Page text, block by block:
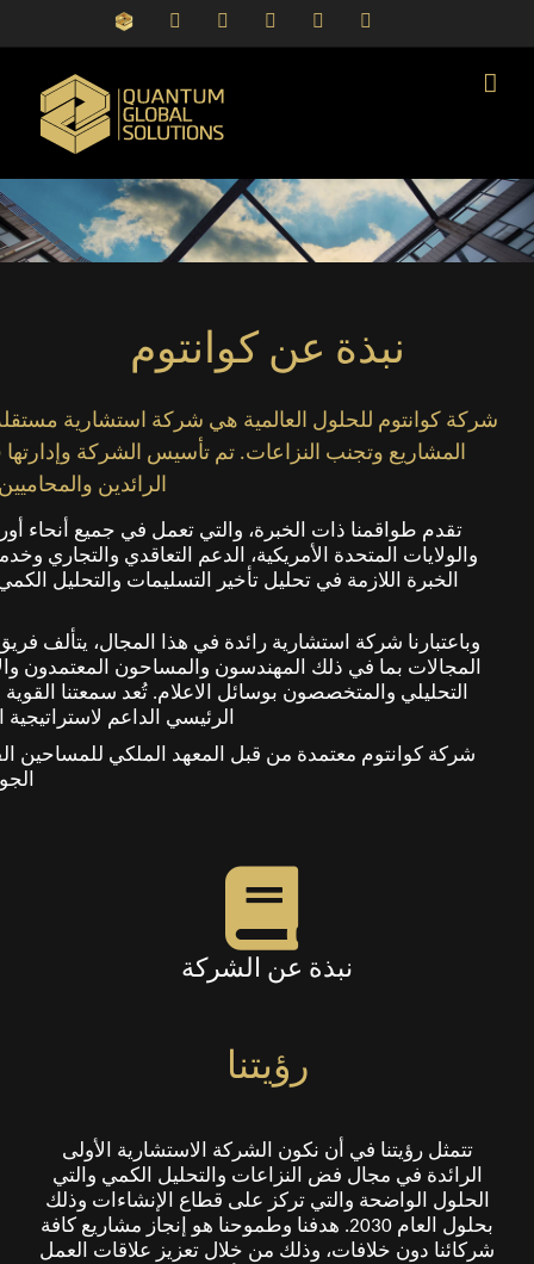
LinkedIn
Facebook
YouTube
Email
QGS
نبذة عن كوانتوم
شركة كوانتوم للحلول العالمية هي شركة استشارية
المشاريع وتجنب النزاعات. تم تأسيس الشركة وإدارتها
الرائدين
تقدم طواقمنا ذات الخبرة، والتي تعمل في جميع أنحاء
والولايات المتحدة الأمريكية، الدعم التعاقدي
الخبرة اللازمة في تحليل تأخير التسليمات والتحليل
وباعتبارنا شركة استشارية رائدة في هذا المجال، يتألف
المجالات بما في ذلك المهندسون والمساحون المعتمدون
التحليلي والمتخصصون بوسائل الاعلام. تُعد سمعتنا
الرئيسي الداعم لاستراتيجية
نبذة عن الشركة
رؤيتنا
تتمثل رؤيتنا في أن نكون الشركة الاستشارية الأولى
الرائدة في مجال فض النزاعات والتحليل الكمي والتي
الحلول الواضحة والتي تركز على قطاع الإنشاءات وذلك
بحلول العام 2030. هدفنا وطموحنا هو إنجاز مشاريع كافة
شركائنا دون خلافات، وذلك من خلال تعزيز علاقات العمل